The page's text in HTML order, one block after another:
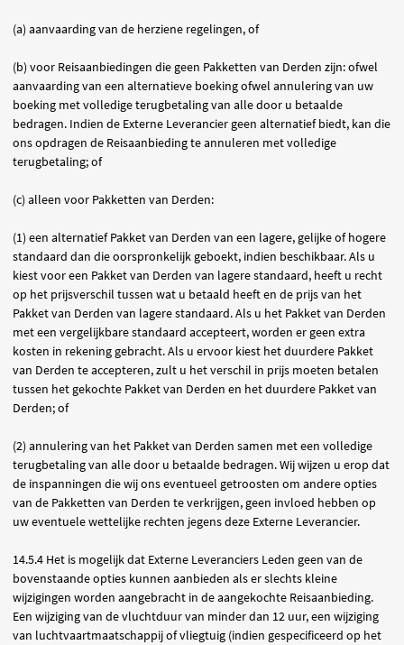
(a) aanvaarding van de herziene regelingen, of
(b) voor Reisaanbiedingen die geen Pakketten van Derden zijn: ofwel
aanvaarding van een alternatieve boeking ofwel annulering van uw
boeking met volledige terugbetaling van alle door u betaalde
bedragen. Indien de Externe Leverancier geen alternatief biedt, kan die
ons opdragen de Reisaanbieding te annuleren met volledige
terugbetaling; of
(c) alleen voor Pakketten van Derden:
(1) een alternatief Pakket van Derden van een lagere, gelijke of hogere
standaard dan die oorspronkelijk geboekt, indien beschikbaar. Als u
kiest voor een Pakket van Derden van lagere standaard, heeft u recht
op het prijsverschil tussen wat u betaald heeft en de prijs van het
Pakket van Derden van lagere standaard. Als u het Pakket van Derden
met een vergelijkbare standaard accepteert, worden er geen extra
kosten in rekening gebracht. Als u ervoor kiest het duurdere Pakket
van Derden te accepteren, zult u het verschil in prijs moeten betalen
tussen het gekochte Pakket van Derden en het duurdere Pakket van
Derden; of
(2) annulering van het Pakket van Derden samen met een volledige
terugbetaling van alle door u betaalde bedragen. Wij wijzen u erop dat
de inspanningen die wij ons eventueel getroosten om andere opties
van de Pakketten van Derden te verkrijgen, geen invloed hebben op
uw eventuele wettelijke rechten jegens deze Externe Leverancier.
14.5.4 Het is mogelijk dat Externe Leveranciers Leden geen van de
bovenstaande opties kunnen aanbieden als er slechts kleine
wijzigingen worden aangebracht in de aangekochte Reisaanbieding.
Een wijziging van de vluchtduur van minder dan 12 uur, een wijziging
van luchtvaartmaatschappij of vliegtuig (indien gespecificeerd op het